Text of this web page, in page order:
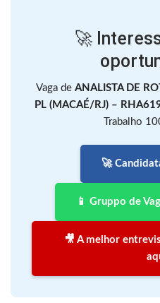
🚀
Vaga de ANALISTA DE
PL (MACAÉ/RJ) –
Trabalho
🚀
📱 Gruppo de
🎥 A melhor